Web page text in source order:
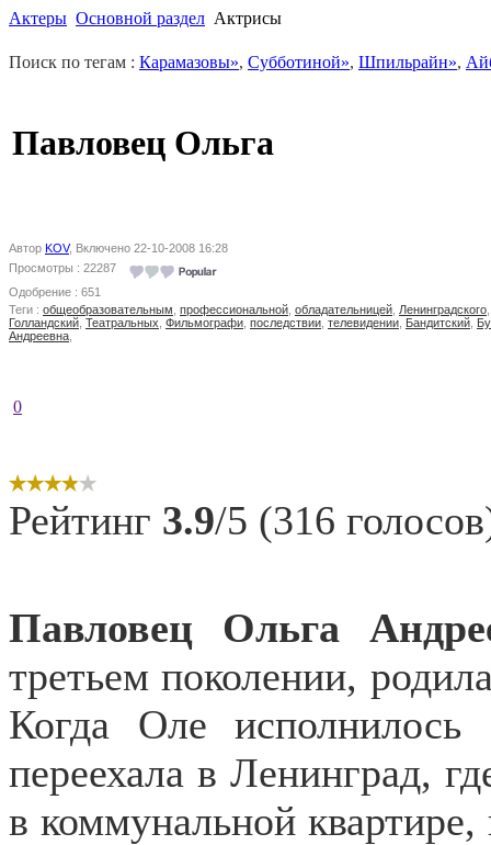
Актеры Основной раздел Актрисы
Поиск по тегам : Карамазовы», Субботиной», Шпильрайн»,
Павловец Ольга
Автор KOV, Включено 22-10-2008 16:28
Просмотры : 22287
Одобрение : 651
Теги : общеобразовательным профессиональной обладательницей Ленинградского
Голландский Театральных Фильмографи последствии телевидении Бандитский
Андреевна
0
Рейтинг 3.9/5 (316
Павловец Ольга
третьем поколении,
Когда Оле
переехала в Ленинград,
в коммунальной